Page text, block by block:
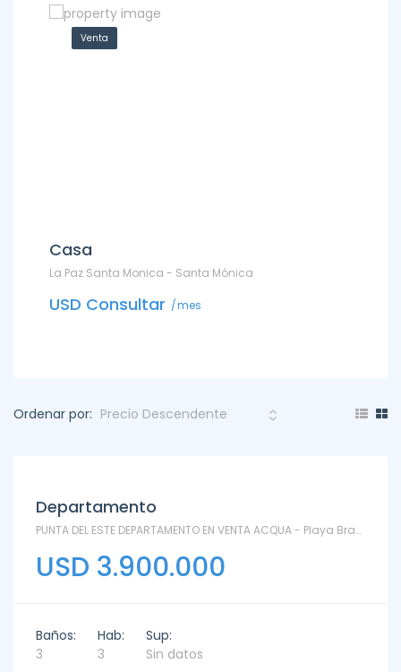
Venta
Casa
La Paz Santa Monica - Santa Mónica
USD Consultar mes
Ordenar por:
Departamento
PUNTA DEL ESTE DEPARTAMENTO EN VENTA ACQUA - Playa Brava
USD 3.900.000
Baños:
3
Hab:
3
Sup:
Sin datos